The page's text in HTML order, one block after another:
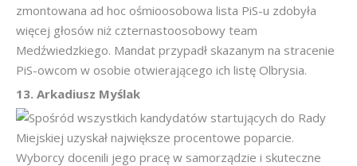
zmontowana ad hoc ośmioosobowa lista PiS-u zdobyła
więcej głosów niż czternastoosobowy team
Medźwiedzkiego. Mandat przypadł skazanym na stracenie
PiS-owcom w osobie otwierającego ich listę Olbrysia.
13. Arkadiusz Myślak
Spośród wszystkich kandydatów startujących do Rady
Miejskiej uzyskał największe procentowe poparcie.
Wyborcy docenili jego pracę w samorządzie i skuteczne